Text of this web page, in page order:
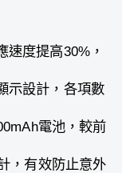
速度提高30%，
示設計，各項數
電池，較前
，有效防止意外